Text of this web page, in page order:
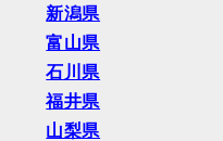
新潟県
富山県
石川県
福井県
山梨県